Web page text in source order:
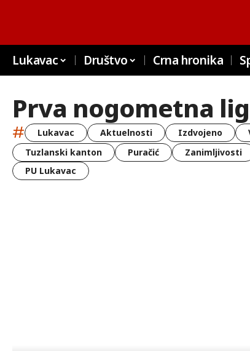
Lukavac Društvo Crna hronika
Prva nogometna
# Lukavac Aktuelnosti Izdvojeno
Tuzlanski kanton
Puračić Zanimljivosti
PU Lukavac